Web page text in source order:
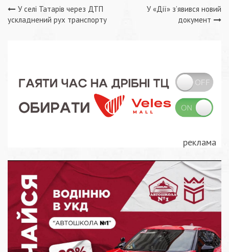
Навігація
У селі Татарів через ДТП
ускладнений рух транспорту
У «Дії» з’явився новий
документ